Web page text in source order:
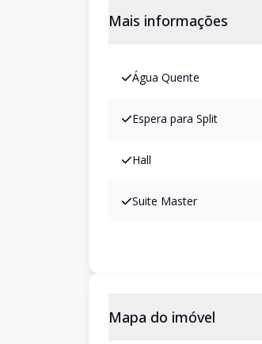
Mais informações
Água Quente
Espera para Split
Hall
Suite Master
Mapa do imóvel